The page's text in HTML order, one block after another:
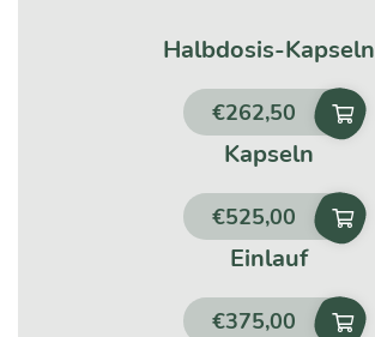
Halbdosis-Kapseln
€262,50
Kapseln
€525,00
Einlauf
€375,00